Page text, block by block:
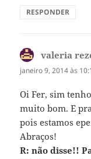
RESPONDER
valeria
janeiro 9, 2014 às
Oi Fer, sim
muito bom. E
pois estamos
Abraços!
R: não disse!!